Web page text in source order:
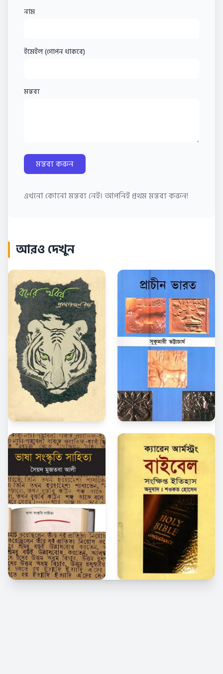
নাম
ইমেইল (গোপন থাকবে)
মন্তব্য
মন্তব্য করুন
এখনো কোনো মন্তব্য নেই। আপনিই প্রথম মন্তব্য করুন!
আরও দেখুন